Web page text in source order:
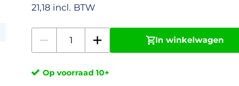
21,18 incl. BTW
In winkelwagen
Op voorraad 10+